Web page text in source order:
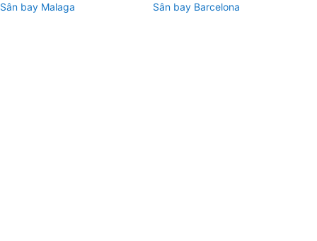
Sân bay Malaga
Sân bay Barcelona